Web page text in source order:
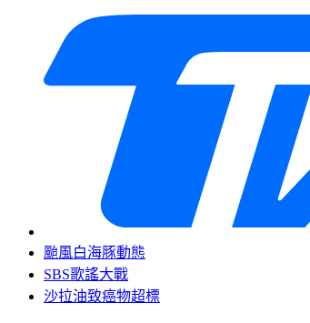
颱風白海豚動態
SBS歌謠大戰
沙拉油致癌物超標